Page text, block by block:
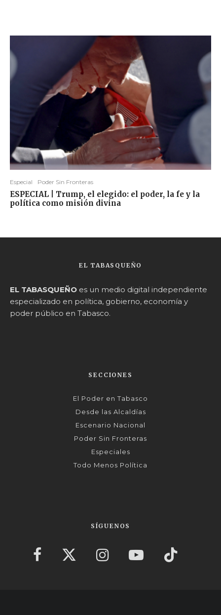
Especial Poder Sin Fronteras
ESPECIAL | Trump, el elegido: el poder, la fe y la
política como misión divina
EL TABASQUEÑO
EL TABASQUEÑO es un medio digital independiente
especializado en política, gobierno, economía y
poder público en Tabasco.
SECCIONES
El Poder en Tabasco
Desde las Alcaldías
Escenario Nacional
Poder Sin Fronteras
Especiales
Todo Menos Política
SÍGUENOS